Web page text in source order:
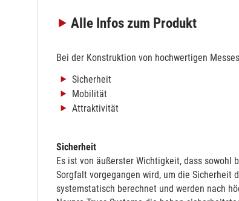
Alle Infos zum Produkt
Bei der Konstruktion von hochwertigen
Sicherheit
Mobilität
Attraktivität
Sicherheit
Es ist von äußerster Wichtigkeit, dass
Sorgfalt vorgegangen wird, um die Sicherheit
systemstatisch berechnet und werden nach